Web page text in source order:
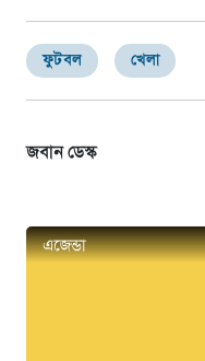
ফুটবল খেলা
জবান ডেস্ক
এজেন্ডা